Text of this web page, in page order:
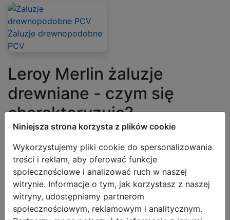
Niniejsza strona korzysta z plików cookie
Wykorzystujemy pliki cookie do spersonalizowania
treści i reklam, aby oferować funkcje
społecznościowe i analizować ruch w naszej
witrynie. Informacje o tym, jak korzystasz z naszej
witryny, udostępniamy partnerom
społecznościowym, reklamowym i analitycznym.
Żaluzje drewnopodobne
PCV
Leroy Merlin żaluzje
drewniane - czym się
charakteryzują?
Dostępne w Leroy Merlin żaluzje drewniane różnią się
główniewymiarami i kolorystyką . Znajdziesz wśród
nich zarówno osłony na małe i wąskie okna, jak i na
większe przeszklenia. W ofercie dominują modele w
uniwersalnych barwach, takich jak biel, czerń, odcienie
brązów i szarości. Ich ceny – w zależności od
rozmiaru i sposobu wykończenia – wahają się w